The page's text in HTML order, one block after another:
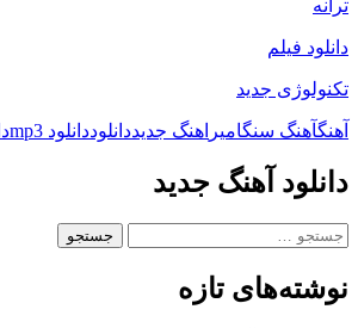
ترانه
دانلود فیلم
تکنولوژی جدید
آهنگآهنگ سنگامیر اهنگ جدیددانلوددانلود mp3
دانلود آهنگ جدید
جستجو
نوشته‌های تازه